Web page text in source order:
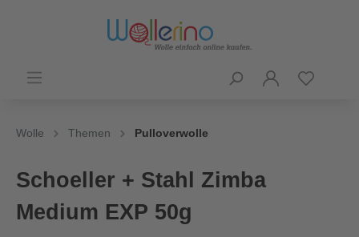
Wolle Themen Pulloverwolle
Schoeller + Stahl Zimba
Medium EXP 50g